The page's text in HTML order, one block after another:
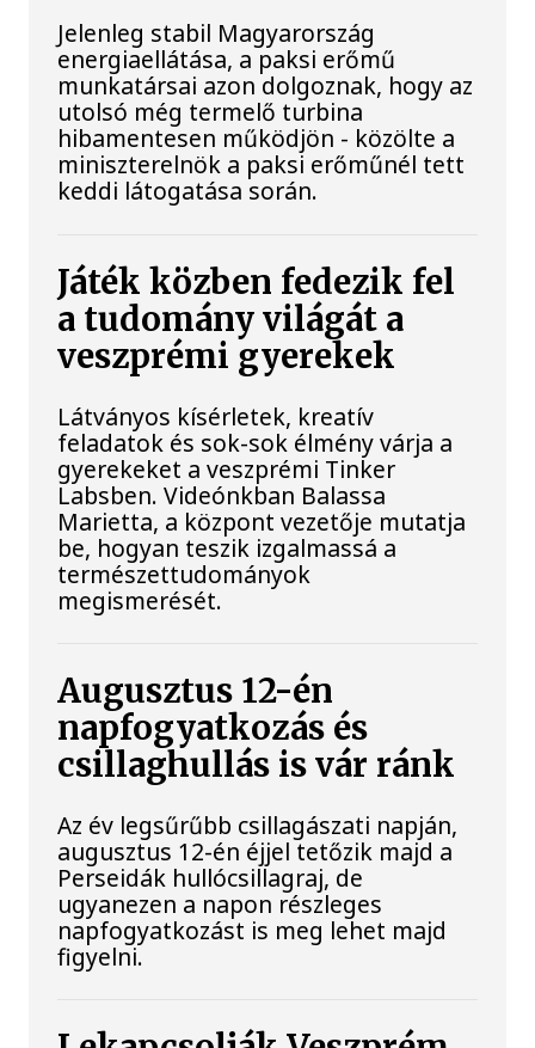
Jelenleg stabil Magyarország
energiaellátása, a paksi erőmű
munkatársai azon dolgoznak, hogy az
utolsó még termelő turbina
hibamentesen működjön - közölte a
miniszterelnök a paksi erőműnél tett
keddi látogatása során.
Játék közben fedezik fel
a tudomány világát a
veszprémi gyerekek
Látványos kísérletek, kreatív
feladatok és sok-sok élmény várja a
gyerekeket a veszprémi Tinker
Labsben. Videónkban Balassa
Marietta, a központ vezetője mutatja
be, hogyan teszik izgalmassá a
természettudományok
megismerését.
Augusztus 12-én
napfogyatkozás és
csillaghullás is vár ránk
Az év legsűrűbb csillagászati napján,
augusztus 12-én éjjel tetőzik majd a
Perseidák hullócsillagraj, de
ugyanezen a napon részleges
napfogyatkozást is meg lehet majd
figyelni.